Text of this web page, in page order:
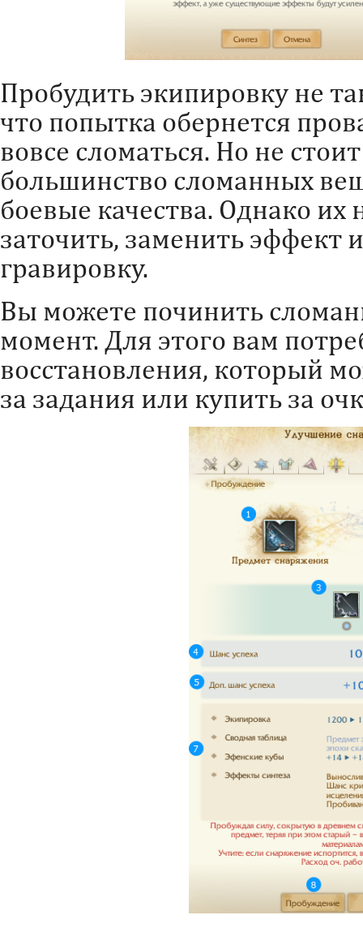
Пробудить экипировку не
что попытка обернется
вовсе сломаться. Но не
большинство сломанных
боевые качества. Однако их
заточить, заменить эффект
гравировку.
Вы можете починить
момент. Для этого вам
восстановления, который
за задания или купить за